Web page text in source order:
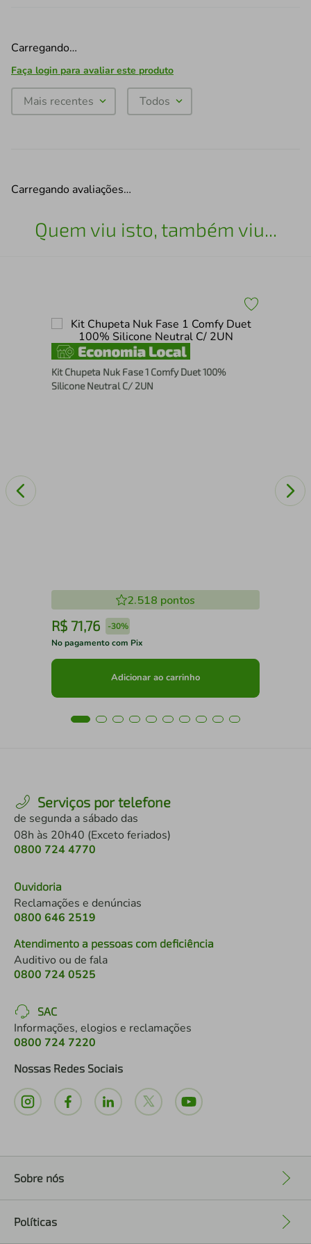
Carregando…
Faça login para avaliar este produto
Mais recentes Todos
Carregando avaliações…
Quem viu isto, também viu...
Kit Chupeta Nuk Fase 1 Comfy Duet 100%
Silicone Neutral C/ 2UN
2.518 pontos
R$ 71,76 -30%
No pagamento com Pix
Adicionar ao carrinho
Serviços por telefone
de segunda a sábado das
08h às 20h40 (Exceto feriados)
0800 724 4770
Ouvidoria
Reclamações e denúncias
0800 646 2519
Atendimento a pessoas com deficiência
Auditivo ou de fala
0800 724 0525
SAC
Informações, elogios e reclamações
0800 724 7220
Nossas Redes Sociais
Sobre nós
Políticas